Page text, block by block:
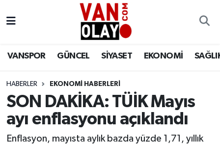
VANSPOR GÜNCEL SİYASET EKONOMİ
HABERLER EKONOMİ HABERLERİ
SON DAKİKA: TÜİK Mayıs
ayı enflasyonu açıklandı
Enflasyon, mayısta aylık bazda yüzde 1,71, yıllık
Siyaset
Ekonomi
Sağlık
Van Nöbetçi Eczaneler
Van Namaz Vakitleri
Van Trafik Yoğunluk Haritası
Süper Lig Puan Durumu ve Fikstür